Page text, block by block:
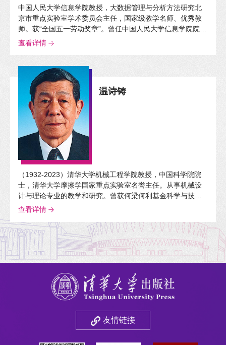
中国人民大学信息学院教授，大数据管理与分析方法研究北
京市重点实验室学术委员会主任，国家级教学名师、优秀教
师。获“全国五一劳动奖章”。曾任中国人民大学信息学院院
长、中国计算机学会副理事长、中国计算机学会数据库专业
30多部。
查看详情
温诗铸
（1932-2023）清华大学机械工程学院教授，中国科学院院
士，清华大学摩擦学国家重点实验室名誉主任。从事机械设
计与理论专业的教学和研究。曾获何梁何利基金科学与技术
进步奖、中国机械工程学会摩擦学分会最高成就奖、机械工
2015 TribologyGold Medal等26种奖项。出版学术著作《摩
擦学原理》《界面力学》等7部。
查看详情
友情链接